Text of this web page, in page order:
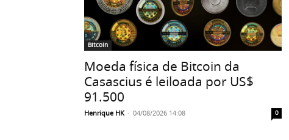
Bitcoin
Moeda física de Bitcoin da
Casascius é leiloada por US$
91.500
Henrique HK - 04/08/2026 14:08 0